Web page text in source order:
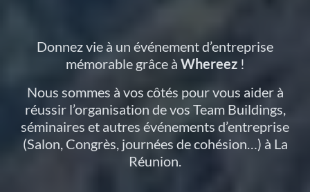
Donnez vie à un événement d’entreprise
mémorable grâce à Whereez!
Nous sommes à vos côtés pour vous aider à
réussir l’organisation de vos Team Buildings,
séminaires et autres événements d’entreprise
(Salon, Congrès, journées de cohésion…) à La
Réunion.